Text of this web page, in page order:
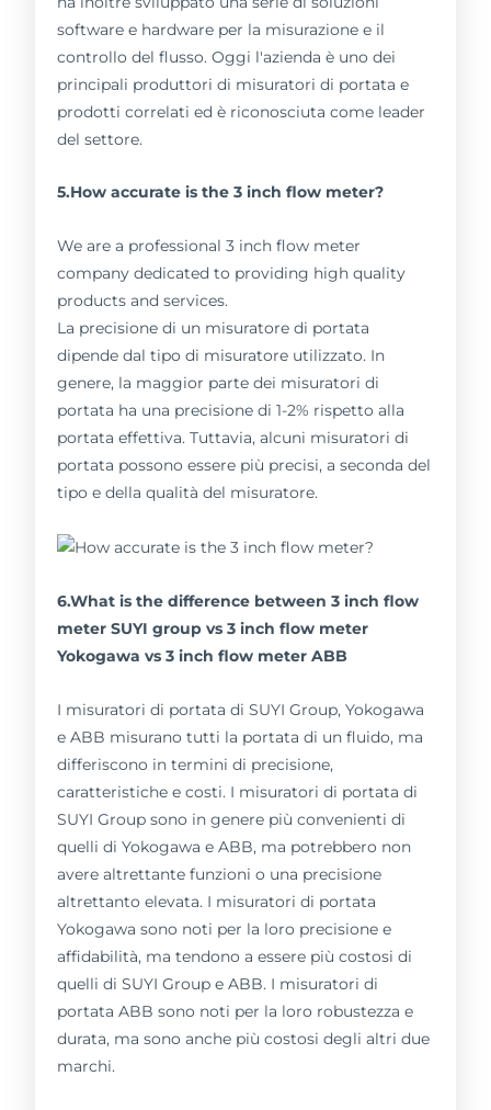
software e hardware per la misurazione e il
controllo del flusso. Oggi l'azienda è uno dei
principali produttori di misuratori di portata e
prodotti correlati ed è riconosciuta come leader
del settore.
5.How accurate is the 3 inch flow meter?
We are a professional 3 inch flow meter
company dedicated to providing high quality
products and services.
La precisione di un misuratore di portata
dipende dal tipo di misuratore utilizzato. In
genere, la maggior parte dei misuratori di
portata ha una precisione di 1-2% rispetto alla
portata effettiva. Tuttavia, alcuni misuratori di
portata possono essere più precisi, a seconda del
tipo e della qualità del misuratore.
6.What is the difference between 3 inch flow
meter SUYI group vs 3 inch flow meter
Yokogawa vs 3 inch flow meter ABB
I misuratori di portata di SUYI Group, Yokogawa
e ABB misurano tutti la portata di un fluido, ma
differiscono in termini di precisione,
caratteristiche e costi. I misuratori di portata di
SUYI Group sono in genere più convenienti di
quelli di Yokogawa e ABB, ma potrebbero non
avere altrettante funzioni o una precisione
altrettanto elevata. I misuratori di portata
Yokogawa sono noti per la loro precisione e
affidabilità, ma tendono a essere più costosi di
quelli di SUYI Group e ABB. I misuratori di
portata ABB sono noti per la loro robustezza e
durata, ma sono anche più costosi degli altri due
marchi.